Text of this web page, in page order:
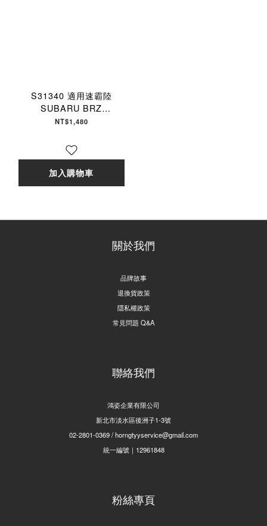
S31340 適用速霸陸
SUBARU BRZ
【ZERO/SPORTS】 強力
NT$1,480
加入購物車
關於我們
品牌故事
退換貨政策
隱私權政策
常見問題 Q&A
聯絡我們
鴻姿企業有限公司
新北市淡水區後洲子1-3號
02-2801-0369 / horngtyyservice@gmail.com
統一編號｜12961848
粉絲專頁